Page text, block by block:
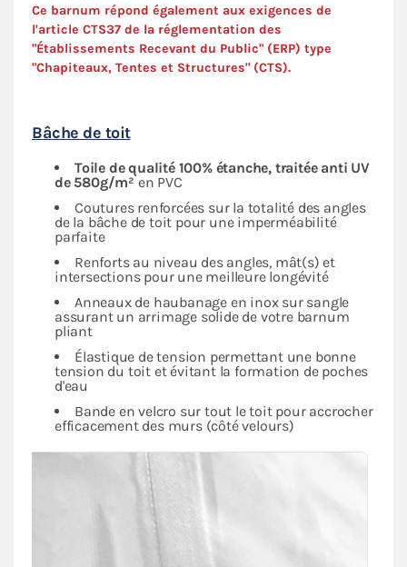
Ce barnum répond également aux exigences de
l'article CTS37 de la réglementation des
"Établissements Recevant du Public" (ERP) type
"Chapiteaux, Tentes et Structures" (CTS).
Bâche de toit
Toile de qualité 100% étanche, traitée anti UV
de 580g/m²en PVC
Coutures renforcées sur la totalité des angles
de la bâche de toit pour une imperméabilité
parfaite
Renforts au niveau des angles, mât(s) et
intersections pour une meilleure longévité
Anneaux de haubanage en inox sur sangle
assurant un arrimage solide de votre barnum
pliant
Élastique de tension permettant une bonne
tension du toit et évitant la formation de poches
d'eau
Bande en velcro sur tout le toit pour accrocher
efficacement des murs (côté velours)